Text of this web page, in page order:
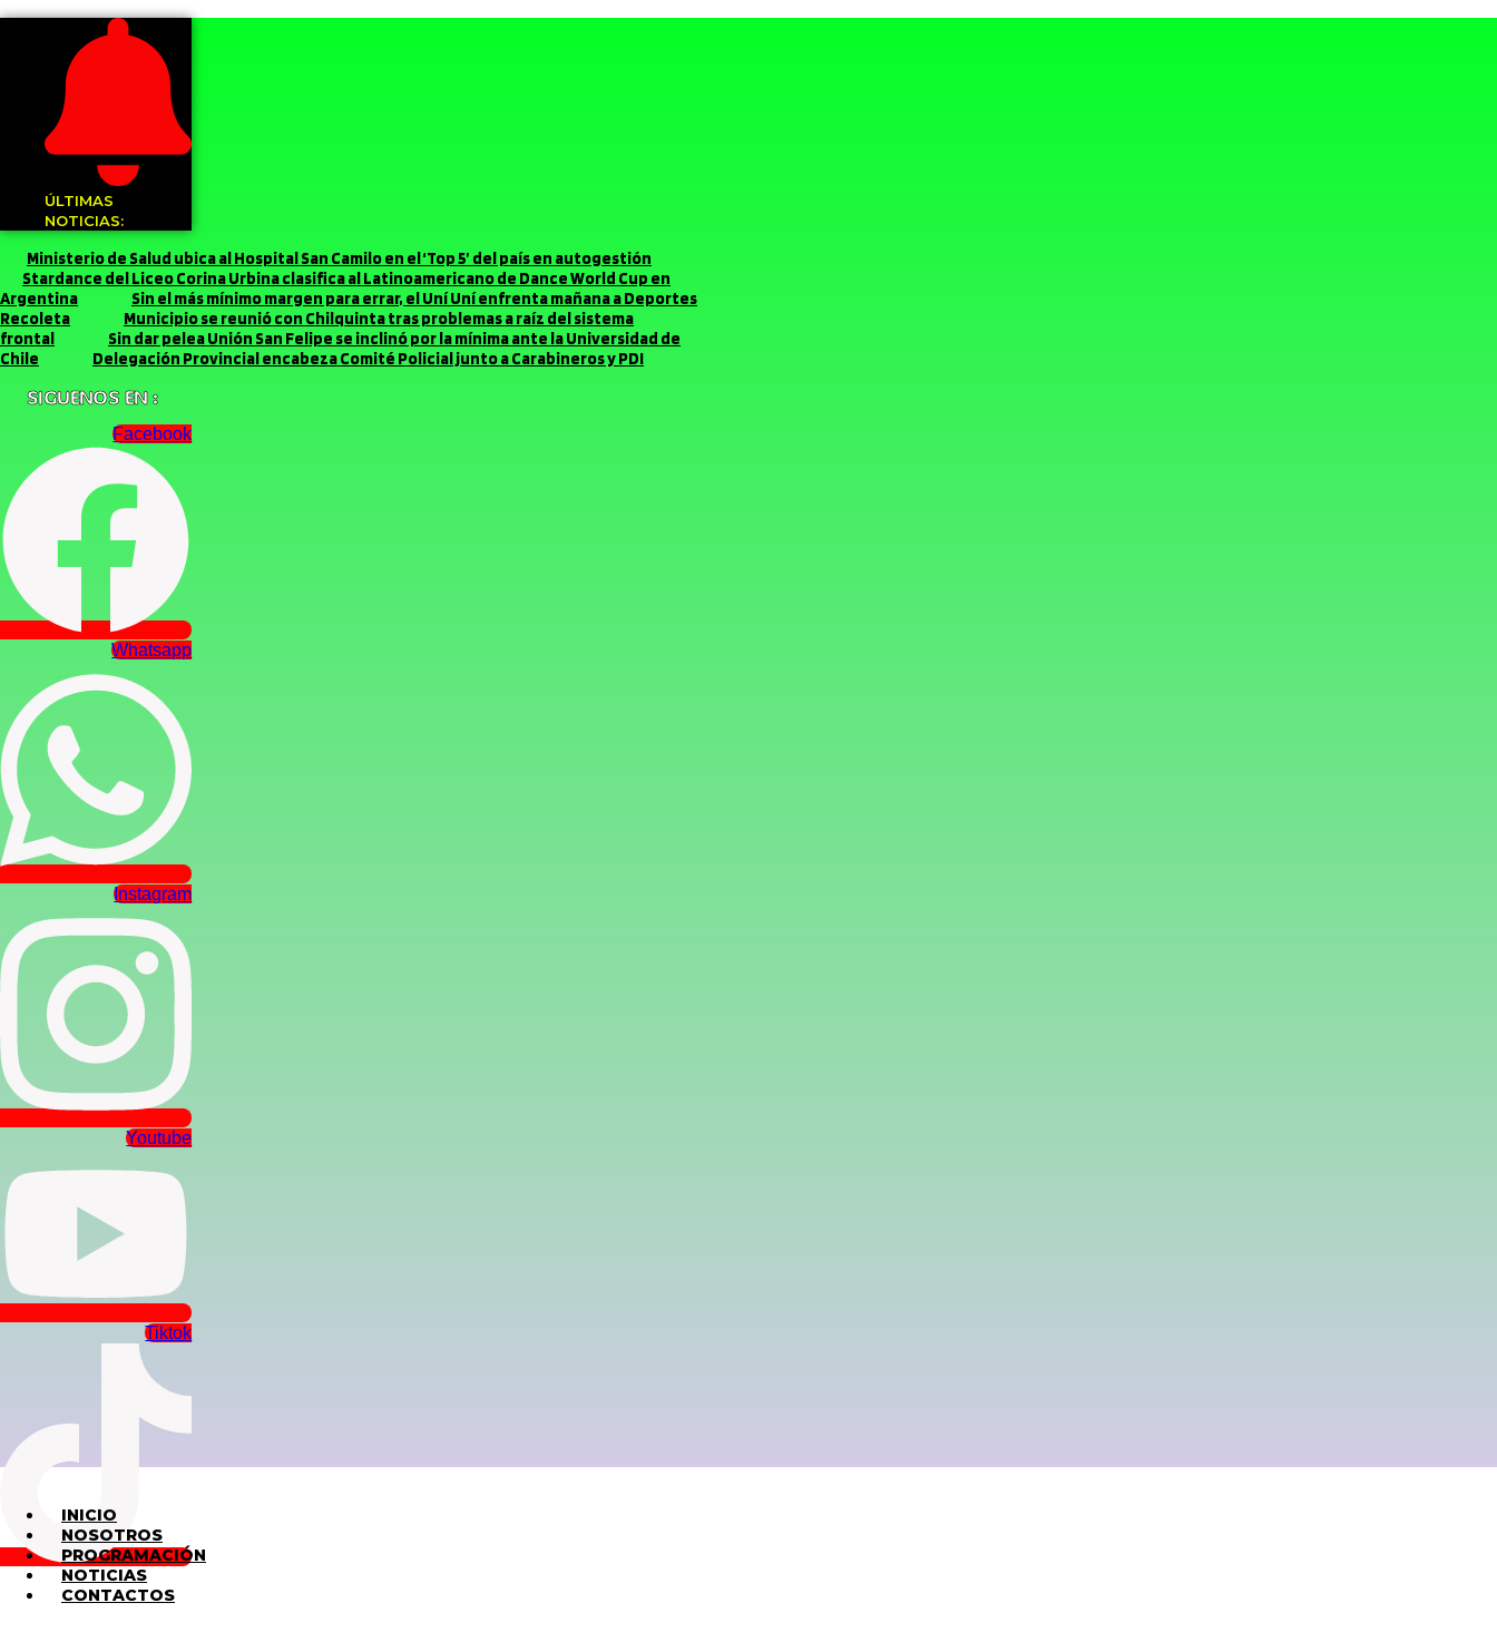
ÚLTIMAS
NOTICIAS:
Ministerio de Salud ubica al Hospital San Camilo en el ‘Top 5’ del país en autogestión
Stardance del Liceo Corina Urbina clasifica al Latinoamericano de Dance World Cup en
Argentina
Sin el más mínimo margen para errar, el Uní Uní enfrenta mañana a Deportes
Recoleta
Municipio se reunió con Chilquinta tras problemas a raíz del sistema
frontal
Sin dar pelea Unión San Felipe se inclinó por la mínima ante la Universidad de
Chile
Delegación Provincial encabeza Comité Policial junto a Carabineros y PDI
SIGUENOS EN :
Facebook
Whatsapp
Instagram
Youtube
Tiktok
INICIO
NOSOTROS
PROGRAMACIÓN
NOTICIAS
CONTACTOS